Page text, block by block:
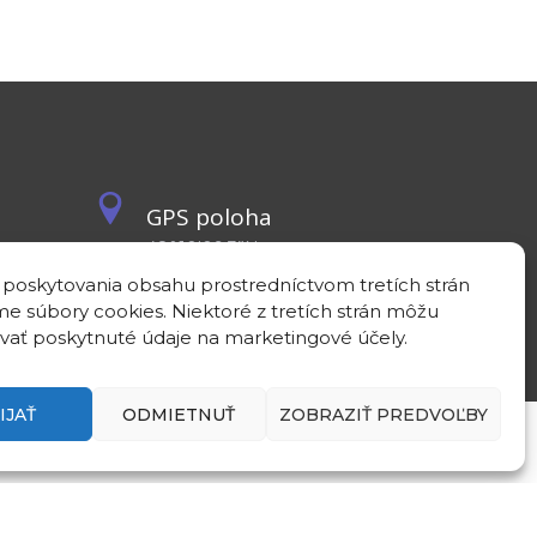
obsahu prostredníctvom tretích strán
súbory cookies. Niektoré z tretích strán môžu
poskytnuté údaje na marketingové účely.
ODMIETNUŤ ZOBRAZIŤ PREDVOĽBY
GPS poloha
48°10'09.3”N